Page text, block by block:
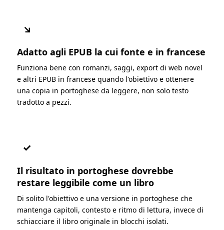
↘
Adatto agli EPUB la cui fonte e in francese
Funziona bene con romanzi, saggi, export di web novel
e altri EPUB in francese quando l'obiettivo e ottenere
una copia in portoghese da leggere, non solo testo
tradotto a pezzi.
✓
Il risultato in portoghese dovrebbe
restare leggibile come un libro
Di solito l'obiettivo e una versione in portoghese che
mantenga capitoli, contesto e ritmo di lettura, invece di
schiacciare il libro originale in blocchi isolati.